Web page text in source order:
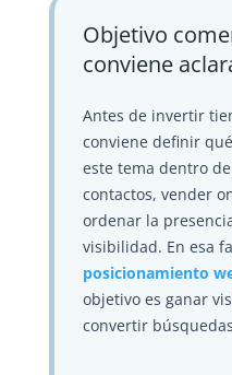
Objetivo
conviene
Antes de invertir
conviene definir
este tema dentro
contactos, vender
ordenar la
visibilidad. En esa
posicionamiento
objetivo es ganar
convertir